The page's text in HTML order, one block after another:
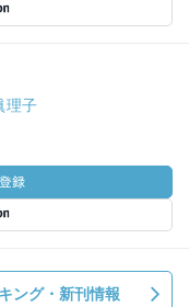
理子
ング・新刊情報